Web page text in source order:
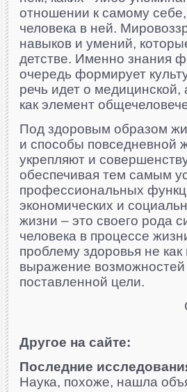
отношении к самому
человека в ней.
навыков и умений,
детстве. Именно знания
очередь формирует
речь идет о медицинской,
как элемент
Под здоровым образом
и способы повседневной
укрепляют и
обеспечивая тем самым
профессиональных
экономических и
жизни – это своего рода
человека в процессе
проблему здоровья не
выражение
поставленной цели.
Другое на сайте:
Последние
Наука, похоже, нашла